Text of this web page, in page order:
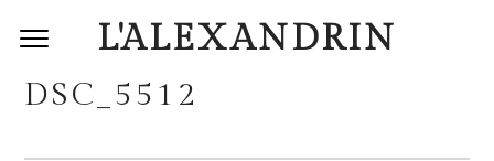
L'ALEXANDRIN
DSC_5512